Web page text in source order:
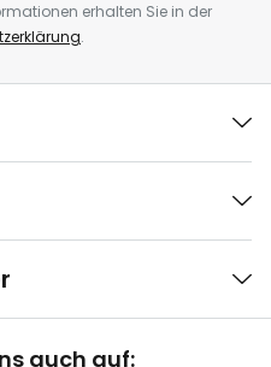
erhalten Sie in der
.
auch auf: